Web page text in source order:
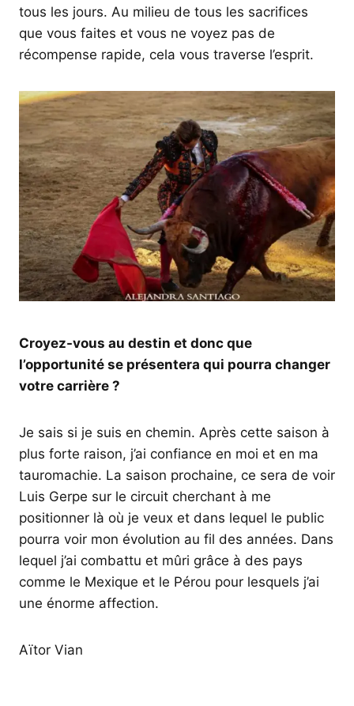
tous les jours. Au milieu de tous les sacrifices
que vous faites et vous ne voyez pas de
récompense rapide, cela vous traverse l’esprit.
Croyez-vous au destin et donc que
l’opportunité se présentera qui pourra changer
votre carrière ?
Je sais si je suis en chemin. Après cette saison à
plus forte raison, j’ai confiance en moi et en ma
tauromachie. La saison prochaine, ce sera de voir
Luis Gerpe sur le circuit cherchant à me
positionner là où je veux et dans lequel le public
pourra voir mon évolution au fil des années. Dans
lequel j’ai combattu et mûri grâce à des pays
comme le Mexique et le Pérou pour lesquels j’ai
une énorme affection.
Aïtor Vian